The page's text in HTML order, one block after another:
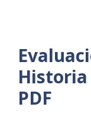
Historia
PDF